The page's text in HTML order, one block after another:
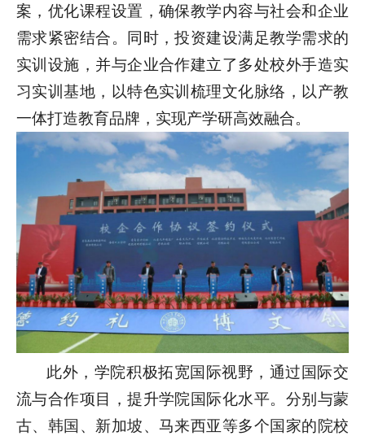
案，优化课程设置，确保教学内容与社会和企业
需求紧密结合。同时，投资建设满足教学需求的
实训设施，并与企业合作建立了多处校外手造实
习实训基地，以特色实训梳理文化脉络，以产教
一体打造教育品牌，实现产学研高效融合。
此外，学院积极拓宽国际视野，通过国际交
流与合作项目，提升学院国际化水平。分别与蒙
古、韩国、新加坡、马来西亚等多个国家的院校